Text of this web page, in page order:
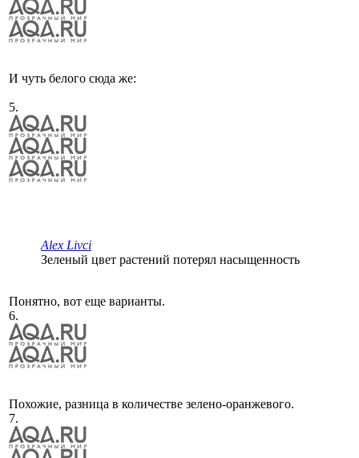
И чуть белого сюда же:
5.
Alex Livci
Зеленый цвет растений потерял насыщенность
Понятно, вот еще варианты.
6.
Похожие, разница в количестве зелено-оранжевого.
7.